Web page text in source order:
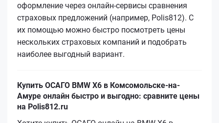
оформление через онлайн-сервисы сравнения
страховых предложений (например, Polis812). С
их помощью можно быстро посмотреть цены
нескольких страховых компаний и подобрать
наиболее выгодный вариант.
Купить ОСАГО BMW X6 в Комсомольске-на-
Амуре онлайн быстро и выгодно: сравните цены
на Polis812.ru